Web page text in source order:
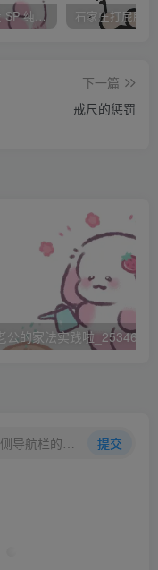
她早就可以走，今天
你把门锁上。我头蒙
事。
了揽，面朝下，这样
调的温度调的很
石家庄打屁股 SP 纯实践
下一篇
戒尺的惩罚
公的家法实践啦
欢迎评论！若上传图片，请点击左侧导航栏的图床工具，获取图片链接。 提交